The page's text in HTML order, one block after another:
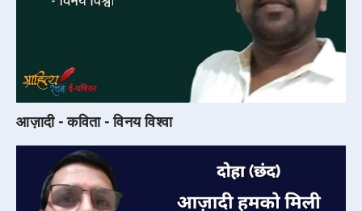
आज़ादी - कविता - विनय विश्वा